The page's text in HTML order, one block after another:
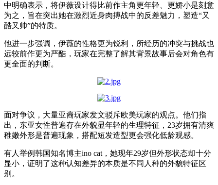
中明确表示，将伊薇设计得比前作主角更年轻、更娇小是刻意
为之，旨在突出她在激烈近身肉搏战中的反差魅力，塑造“又
酷又帅”的特质。
他进一步强调，伊薇的性格更为锐利，所经历的冲突与挑战也
远较前作更为严酷，玩家在完整了解其背景故事后会对角色有
更全面的判断。
面对争议，大量亚裔玩家发文驳斥欧美玩家的观点。他们指
出，东亚女性普遍存在外貌显年轻的生理特征，23岁拥有清爽
稚嫩外形是普遍现象，搭配短发造型更会强化低龄观感。
有人举例韩国知名博主ino cat，她现年29岁但外形状态却十分
显小，证明了这种认知差异的本质是不同人种的外貌特征区
别。